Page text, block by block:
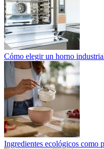
Cómo elegir un horno
Ingredientes ecológicos como